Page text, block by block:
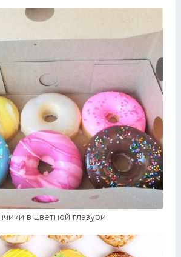
в цветной глазури